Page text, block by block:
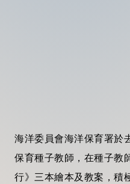
海洋委員會海洋保育署於
保育種子教師，在種子教
行》三本繪本及教案，積